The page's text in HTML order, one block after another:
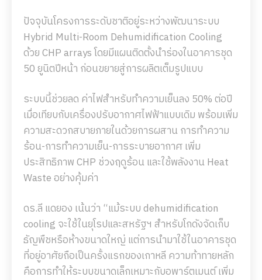
ปัจจุบันโครงการระดับชาติอยู่ระหว่างพัฒนาระบบ
Hybrid Multi-Room Dehumidification Cooling
ด้วย CHP arrays โดยมีแผนติดตั้งนำร่องในอาคารชุด
50 ยูนิตปีหน้า ก่อนขยายสู่การผลิตเต็มรูปแบบ
ระบบนี้ช่วยลด ค่าไฟสำหรับทำความเย็นลง 50% ต่อปี
เมื่อเทียบกับเครื่องปรับอากาศไฟฟ้าแบบเดิม พร้อมเพิ่ม
ความสะดวกสบายภายในด้วยการผสาน การทำความ
ร้อน-การทำความเย็น-การระบายอากาศ เพิ่ม
ประสิทธิภาพ CHP ช่วงฤดูร้อน และใช้พลังงาน Heat
Waste อย่างคุ้มค่า
ดร.ลี แดยอง เน้นว่า “แม้ระบบ dehumidification
cooling จะใช้ในยุโรปและสหรัฐฯ สำหรับโกดังจัดเก็บ
ธัญพืชหรือห้างขนาดใหญ่ แต่การนำมาใช้ในอาคารชุด
ที่อยู่อาศัยถือเป็นครั้งแรกของเกาหลี ความท้าทายหลัก
คือการทำให้ระบบขนาดเล็กเหมาะกับอพาร์ตเมนต์ เพิ่ม